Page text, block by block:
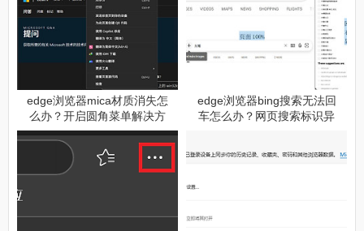
edge浏览器mica材质消失怎
么办？开启圆角菜单解决方
法
edge浏览器bing搜索无法回
车怎么办？网页搜索标识异